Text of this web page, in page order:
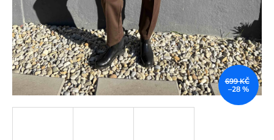
699 KČ
–28 %
a
j
í
t
?